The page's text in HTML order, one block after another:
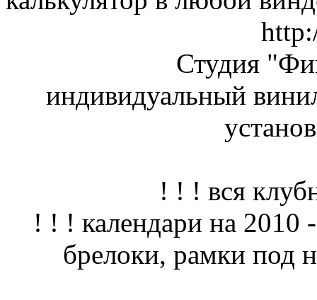
Студия
индивидуальный
! ! ! вся
! ! ! календари на 2010
брелоки, рамки под